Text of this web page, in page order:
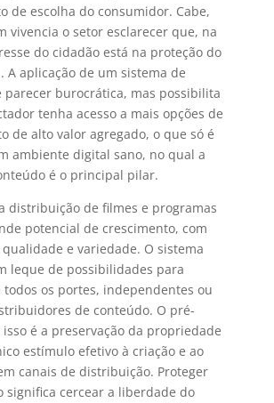
de escolha do consumidor. Cabe,
vivencia o setor esclarecer que, na
do cidadão está na proteção do
A aplicação de um sistema de
parecer burocrática, mas possibilita
tenha acesso a mais opções de
de alto valor agregado, o que só é
ambiente digital sano, no qual a
é o principal pilar.
distribuição de filmes e programas
potencial de crescimento, com
e variedade. O sistema
leque de possibilidades para
os portes, independentes ou
de conteúdo. O pré-
é a preservação da propriedade
estímulo efetivo à criação e ao
canais de distribuição. Proteger
significa cercear a liberdade do